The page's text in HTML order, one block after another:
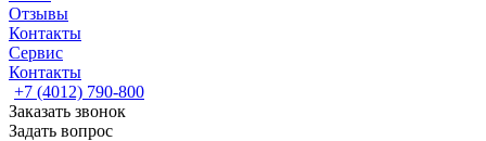
Отзывы
Контакты
Сервис
Контакты
+7 (4012) 790-800
Заказать звонок
Задать вопрос